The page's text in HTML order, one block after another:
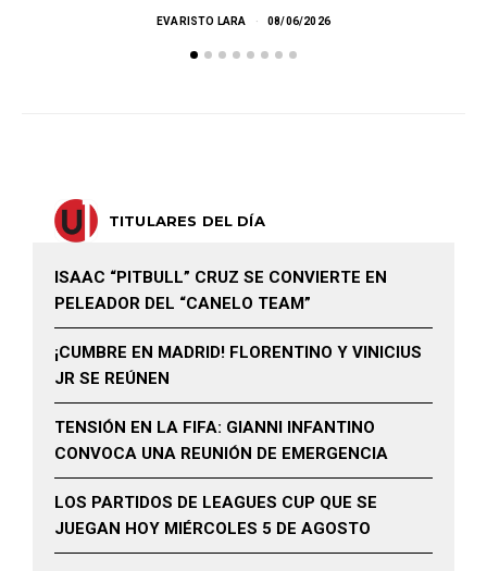
EVARISTO LARA 08/06/2026
TITULARES DEL DÍA
ISAAC “PITBULL” CRUZ SE CONVIERTE EN
PELEADOR DEL “CANELO TEAM”
¡CUMBRE EN MADRID! FLORENTINO Y VINICIUS
JR SE REÚNEN
TENSIÓN EN LA FIFA: GIANNI INFANTINO
CONVOCA UNA REUNIÓN DE EMERGENCIA
LOS PARTIDOS DE LEAGUES CUP QUE SE
JUEGAN HOY MIÉRCOLES 5 DE AGOSTO